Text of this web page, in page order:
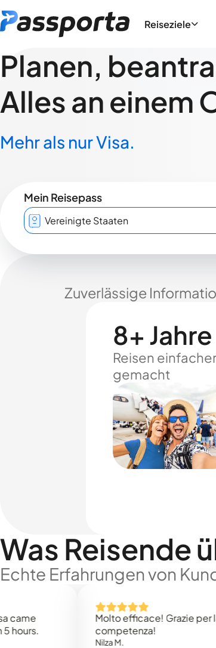
Reiseziele
Planen,
Alles an einem
Mehr als nur Visa.
Mein Reisepass
Zuverlässige
8+ Jahre
Reisen einfacher
gemacht
Was Reisende
Echte Erfahrungen von
Molto efficace! Grazie per la
competenza!